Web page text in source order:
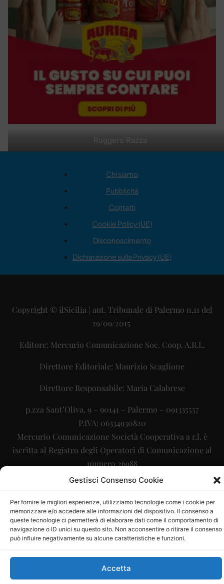
Gestisci Consenso Cookie
Per fornire le migliori esperienze, utilizziamo tecnologie come i cookie per
memorizzare e/o accedere alle informazioni del dispositivo. Il consenso a
queste tecnologie ci permetterà di elaborare dati come il comportamento di
navigazione o ID unici su questo sito. Non acconsentire o ritirare il consenso
può influire negativamente su alcune caratteristiche e funzioni.
Accetta
Ruggero Razza
Chi siamo
Pubblicità
Contatti
Cookie Policy (UE)
Disconoscimento
Dichiarazione sulla Privacy (UE)
Copyright © ilSicilia | aut. Tribunale di Palermo n.11 del
29/09/2015
Editore: Mercurio Comunicazione Soc. Coop. A.R.L.
Direttore Editoriale: Maurizio Scaglione
Direttore Responsabile: Maria Calabrese
p.zza Sant’Oliva, 9 – 90141 – Palermo – 091335557
P.IVA: 06334930820
Mercurio Comunicazione Società Cooperativa a r.l. è
iscritta al Registro degli Operatori di Comunicazione al
numero 26988
Sito gestito daLa Digitale srl– info@ladigitale.it